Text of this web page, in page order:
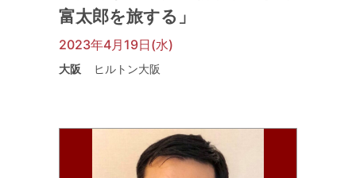
富太郎を旅する」
2023年4月19日(水)
大阪 ヒルトン大阪